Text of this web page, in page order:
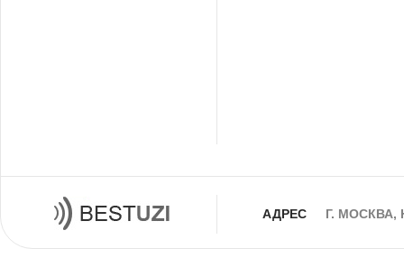
АДРЕС Г. МОСКВА,